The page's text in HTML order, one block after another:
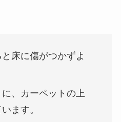
床に傷がつかずよ
、カーペットの上
ます。